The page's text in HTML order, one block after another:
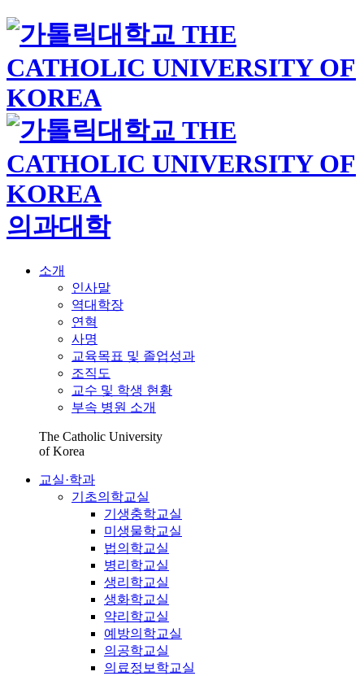
의과대학
소개
인사말
역대학장
연혁
사명
교육목표 및 졸업성과
조직도
교수 및 학생 현황
부속 병원 소개
The Catholic University
of Korea
교실·학과
기초의학교실
기생충학교실
미생물학교실
법의학교실
병리학교실
생리학교실
생화학교실
약리학교실
예방의학교실
의공학교실
의료정보학교실